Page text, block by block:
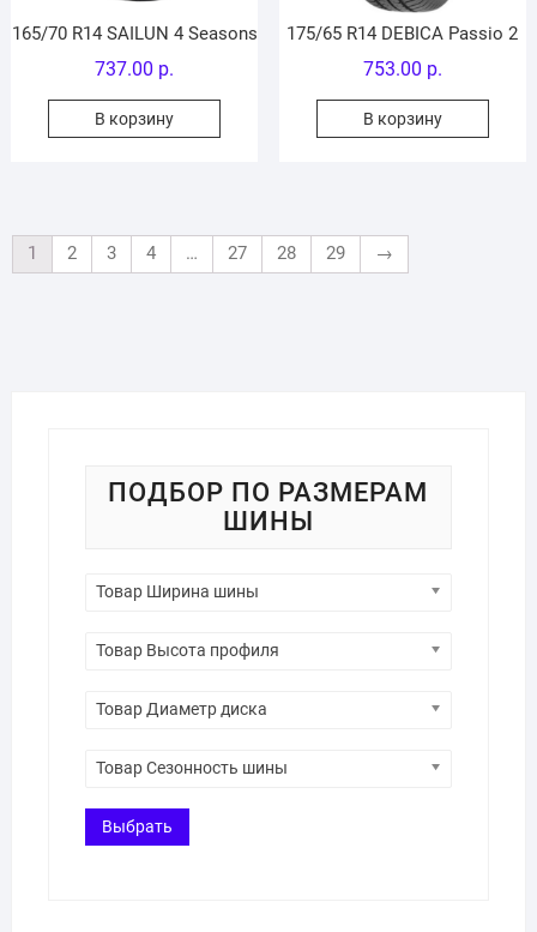
165/70 R14 SAILUN 4 Seasons
737.00 р.
В корзину
175/65 R14 DEBICA Passio 2
753.00 р.
В корзину
1 2 3 4 … 27 28 29 →
ПОДБОР ПО РАЗМЕРАМ
ШИНЫ
Товар Ширина шины
Товар Высота профиля
Товар Диаметр диска
Товар Сезонность шины
Выбрать